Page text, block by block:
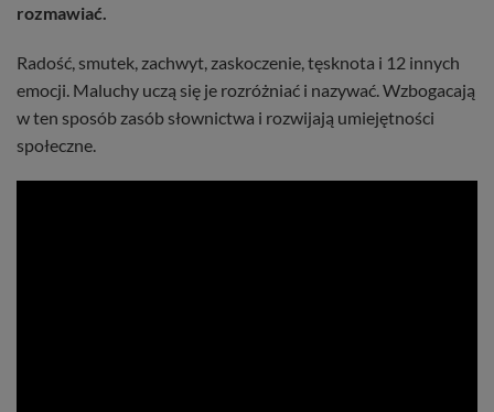
rozmawiać.
Radość, smutek, zachwyt, zaskoczenie, tęsknota i 12 innych
emocji. Maluchy uczą się je rozróżniać i nazywać. Wzbogacają
w ten sposób zasób słownictwa i rozwijają umiejętności
społeczne.